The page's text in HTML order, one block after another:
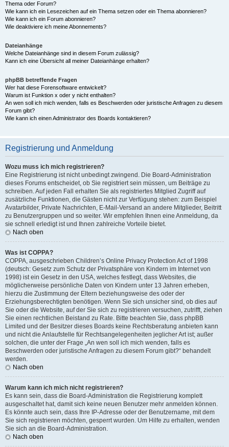
Thema oder Forum?
Wie kann ich ein Lesezeichen auf ein Thema setzen oder ein Thema abonnieren?
Wie kann ich ein Forum abonnieren?
Wie deaktiviere ich meine Abonnements?
Dateianhänge
Welche Dateianhänge sind in diesem Forum zulässig?
Kann ich eine Übersicht all meiner Dateianhänge erhalten?
phpBB betreffende Fragen
Wer hat diese Forensoftware entwickelt?
Warum ist Funktion x oder y nicht enthalten?
An wen soll ich mich wenden, falls es Beschwerden oder juristische Anfragen zu diesem
Forum gibt?
Wie kann ich einen Administrator des Boards kontaktieren?
Registrierung und Anmeldung
Wozu muss ich mich registrieren?
Eine Registrierung ist nicht unbedingt zwingend. Die Board-Administration
dieses Forums entscheidet, ob Sie registriert sein müssen, um Beiträge zu
schreiben. Auf jeden Fall erhalten Sie als registriertes Mitglied Zugriff auf
zusätzliche Funktionen, die Gästen nicht zur Verfügung stehen: zum Beispiel
Avatarbilder, Private Nachrichten, E-Mail-Versand an andere Mitglieder, Beitritt
zu Benutzergruppen und so weiter. Wir empfehlen Ihnen eine Anmeldung, da
sie schnell erledigt ist und Ihnen zahlreiche Vorteile bietet.
Nach oben
Was ist COPPA?
COPPA, ausgeschrieben Children’s Online Privacy Protection Act of 1998
(deutsch: Gesetz zum Schutz der Privatsphäre von Kindern im Internet von
1998) ist ein Gesetz in den USA, welches festlegt, dass Websites, die
möglicherweise persönliche Daten von Kindern unter 13 Jahren erheben,
hierzu die Zustimmung der Eltern beziehungsweise des oder der
Erziehungsberechtigten benötigen. Wenn Sie sich unsicher sind, ob dies auf
Sie oder die Website, auf der Sie sich zu registrieren versuchen, zutrifft, ziehen
Sie einen rechtlichen Beistand zu Rate. Bitte beachten Sie, dass phpBB
Limited und der Besitzer dieses Boards keine Rechtsberatung anbieten kann
und nicht die Anlaufstelle für Rechtsangelegenheiten jeglicher Art ist; außer
solchen, die unter der Frage „An wen soll ich mich wenden, falls es
Beschwerden oder juristische Anfragen zu diesem Forum gibt?“ behandelt
werden.
Nach oben
Warum kann ich mich nicht registrieren?
Es kann sein, dass die Board-Administration die Registrierung komplett
ausgeschaltet hat, damit sich keine neuen Benutzer mehr anmelden können.
Es könnte auch sein, dass Ihre IP-Adresse oder der Benutzername, mit dem
Sie sich registrieren möchten, gesperrt wurden. Um Hilfe zu erhalten, wenden
Sie sich an die Board-Administration.
Nach oben